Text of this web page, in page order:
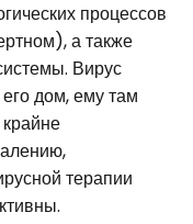
процессов
а также
Вирус
его дом, ему там
терапии